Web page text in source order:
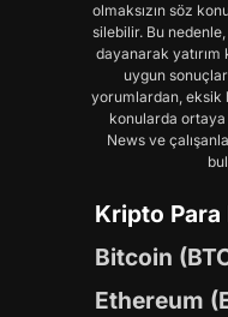
olmaksızın söz
silebilir. Bu
dayanarak
uygun
yorumlardan, eksik
konularda
News ve
Kripto Para
Bitcoin
Ethereum